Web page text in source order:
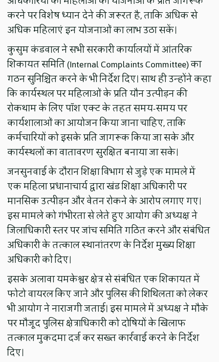
करने पर विशेष ध्यान देने की जरूरत है, ताकि अधिक से
अधिक महिलाएं इन योजनाओं का लाभ उठा सकें।
कुसुम कंडवाल ने सभी सरकारी कार्यालयों में आंतरिक
शिकायत समिति (Internal Complaints Committee) का
गठन सुनिश्चित करने के भी निर्देश दिए। साथ ही उन्होंने कहा
कि कार्यस्थल पर महिलाओं के प्रति यौन उत्पीड़न की
रोकथाम के लिए पॉश एक्ट के तहत समय-समय पर
कार्यशालाओं का आयोजन किया जाना चाहिए, ताकि
कर्मचारियों को इसके प्रति जागरूक किया जा सके और
कार्यस्थलों का वातावरण सुरक्षित बनाया जा सके।
जनसुनवाई के दौरान शिक्षा विभाग से जुड़े एक मामले में
एक महिला प्रधानाचार्य द्वारा खंड शिक्षा अधिकारी पर
मानसिक उत्पीड़न और वेतन रोकने के आरोप लगाए गए।
इस मामले को गंभीरता से लेते हुए आयोग की अध्यक्ष ने
जिलाधिकारी स्तर पर जांच समिति गठित करने और संबंधित
अधिकारी के तत्काल स्थानांतरण के निर्देश मुख्य शिक्षा
अधिकारी को दिए।
इसके अलावा यमकेश्वर क्षेत्र से संबंधित एक शिकायत में
फोटो वायरल किए जाने और पुलिस की शिथिलता को लेकर
भी आयोग ने नाराजगी जताई। इस मामले में अध्यक्ष ने मौके
पर मौजूद पुलिस क्षेत्राधिकारी को दोषियों के खिलाफ
तत्काल मुकदमा दर्ज कर सख्त कार्रवाई करने के निर्देश
दिए।